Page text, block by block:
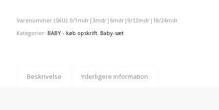
Varenummer (SKU): 0/1mdr|3mdr|6mdr|9/12mdr|18/24mdr
Kategorier: BABY - køb opskrift, Baby-sæt
Beskrivelse Yderligere information